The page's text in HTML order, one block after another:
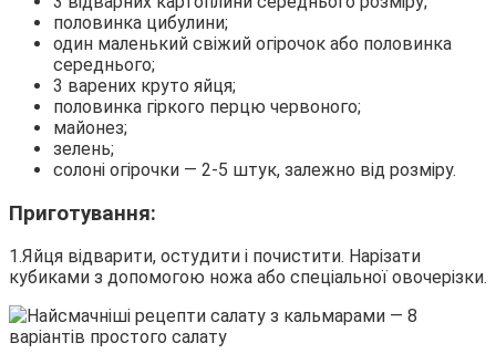
половинка цибулини;
один маленький свіжий огірочок або половинка
середнього;
3 варених круто яйця;
половинка гіркого перцю червоного;
майонез;
зелень;
солоні огірочки — 2-5 штук, залежно від розміру.
Приготування:
1.Яйця відварити, остудити і почистити. Нарізати
кубиками з допомогою ножа або спеціальної овочерізки.